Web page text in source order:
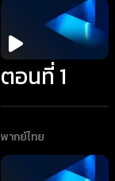
ตอนที่ 1
พากย์ไทย